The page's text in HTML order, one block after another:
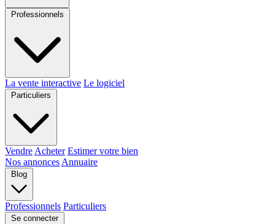
Professionnels
La vente interactive Le logiciel
Particuliers
Vendre Acheter Estimer votre bien
Nos annonces Annuaire
Blog
Professionnels Particuliers
Se connecter